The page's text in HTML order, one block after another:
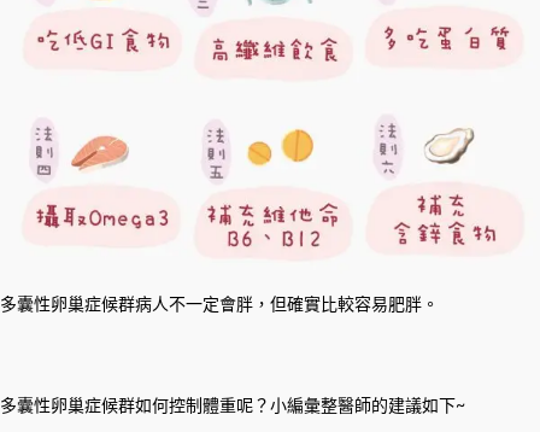
多囊性卵巢症候群病人不一定會胖，但確實比較容易肥胖。
多囊性卵巢症候群如何控制體重呢？小編彙整醫師的建議如下~